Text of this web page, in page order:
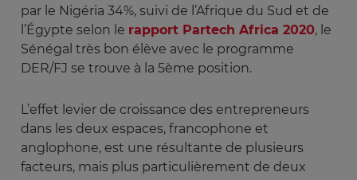
par le Nigéria 34%, suivi de l’Afrique du Sud et de
l’Égypte selon le rapport Partech Africa 2020, le
Sénégal très bon élève avec le programme
DER/FJ se trouve à la 5ème position.
L’effet levier de croissance des entrepreneurs
dans les deux espaces, francophone et
anglophone, est une résultante de plusieurs
facteurs, mais plus particulièrement de deux